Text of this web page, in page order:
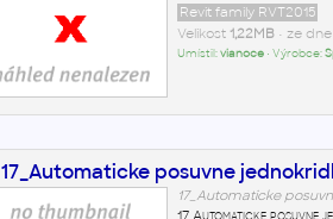
Revit family RVT2015
Velikost 1,22MB• ze dne
Umístil:vianoce• Výrobce:
17_Automaticke posuvne
17_Automaticke
17 Automaticke posuvne